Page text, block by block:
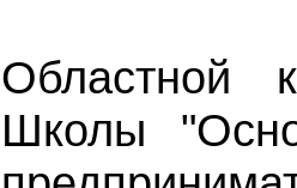
Областной
Школы